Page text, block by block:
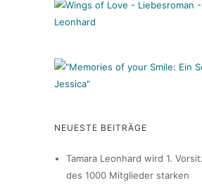
NEUESTE BEITRÄGE
Tamara Leonhard wird 1.
des 1000 Mitglieder starken